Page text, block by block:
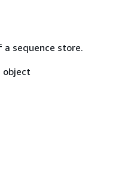
a sequence store.
object